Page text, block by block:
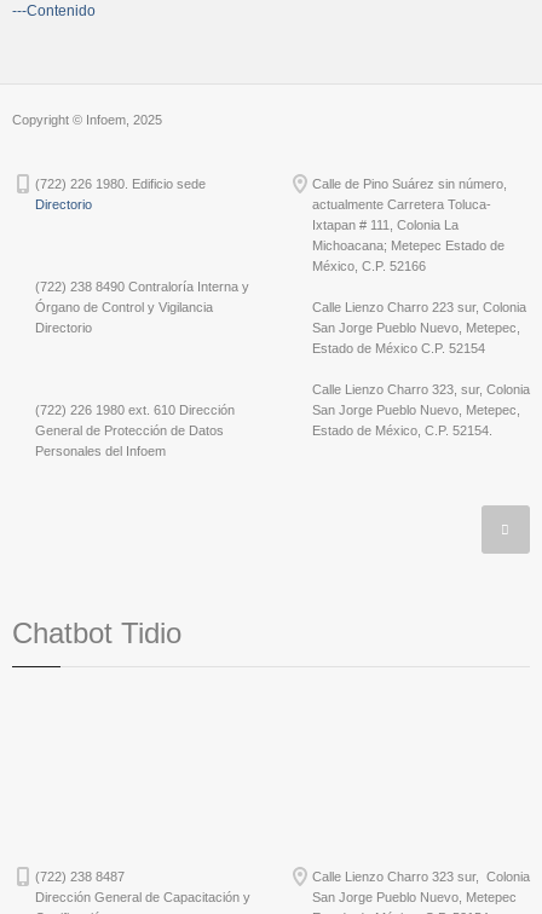
---Contenido
Copyright © Infoem, 2025
(722) 226 1980. Edificio sede
Directorio
(722) 238 8490 Contraloría Interna y
Órgano de Control y Vigilancia
Directorio
(722) 226 1980 ext. 610 Dirección
General de Protección de Datos
Personales del Infoem
Calle de Pino Suárez sin número,
actualmente Carretera Toluca-
Ixtapan # 111, Colonia La
Michoacana; Metepec Estado de
México, C.P. 52166
Calle Lienzo Charro 223 sur, Colonia
San Jorge Pueblo Nuevo, Metepec,
Estado de México C.P. 52154
Calle Lienzo Charro 323, sur, Colonia
San Jorge Pueblo Nuevo, Metepec,
Estado de México, C.P. 52154.
Chatbot Tidio
(722) 238 8487
Dirección General de Capacitación y
Calle Lienzo Charro 323 sur, Colonia
San Jorge Pueblo Nuevo, Metepec